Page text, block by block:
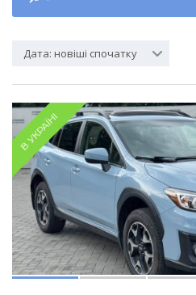
Дата: новіші спочатку
В УКРАЇНІ